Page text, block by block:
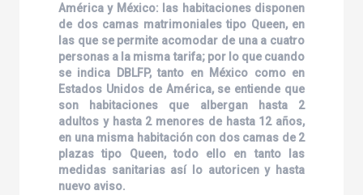
América y México: las habitaciones disponen
de dos camas matrimoniales tipo Queen, en
las que se permite acomodar de una a cuatro
personas a la misma tarifa; por lo que cuando
se indica DBLFP, tanto en México como en
Estados Unidos de América, se entiende que
son habitaciones que albergan hasta 2
adultos y hasta 2 menores de hasta 12 años,
en una misma habitación con dos camas de 2
plazas tipo Queen, todo ello en tanto las
medidas sanitarias así lo autoricen y hasta
nuevo aviso.